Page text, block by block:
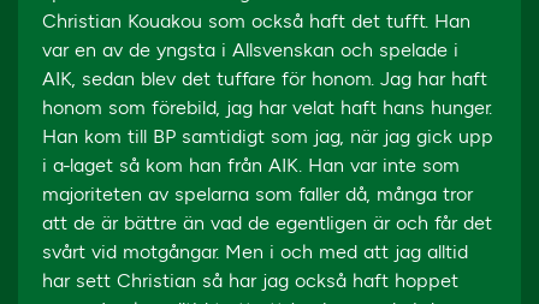
Christian Kouakou som också haft det tufft. Han
var en av de yngsta i Allsvenskan och spelade i
AIK, sedan blev det tuffare för honom. Jag har haft
honom som förebild, jag har velat haft hans hunger.
Han kom till BP samtidigt som jag, när jag gick upp
i a-laget så kom han från AIK. Han var inte som
majoriteten av spelarna som faller då, många tror
att de är bättre än vad de egentligen är och får det
svårt vid motgångar. Men i och med att jag alltid
har sett Christian så har jag också haft hoppet